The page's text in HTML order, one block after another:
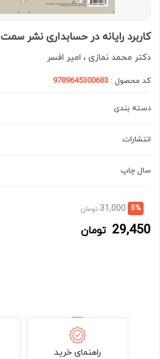
کاربرد رایانه در حسابداری نشر سمت
دكتر محمد نمازی ، امير افسر
کد محصول : 9789645300683
دسته بندی
انتشارات
سال چاپ
5%
31,000 تومانقیمت
29,450 تومان
قیمت
29,450 تومان.
راهنمای خرید